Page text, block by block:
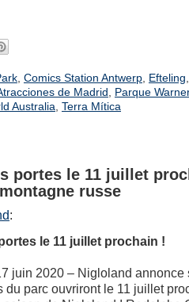
, Comics Station Antwerp, Efteling
de Madrid
Parque
Australia Terra Mítica
portes le 11 juillet
russe
:
le 11 juillet prochain !
juin 2020 – Nigloland annonce
du parc ouvriront le 11 juillet